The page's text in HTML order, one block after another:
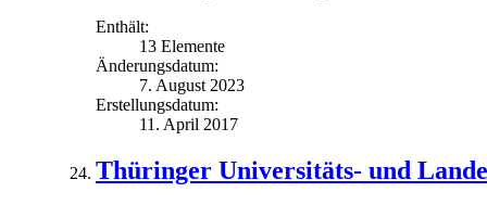
Enthält:
13 Elemente
Änderungsdatum:
7. August 2023
Erstellungsdatum:
11. April 2017
Thüringer Universitäts- und